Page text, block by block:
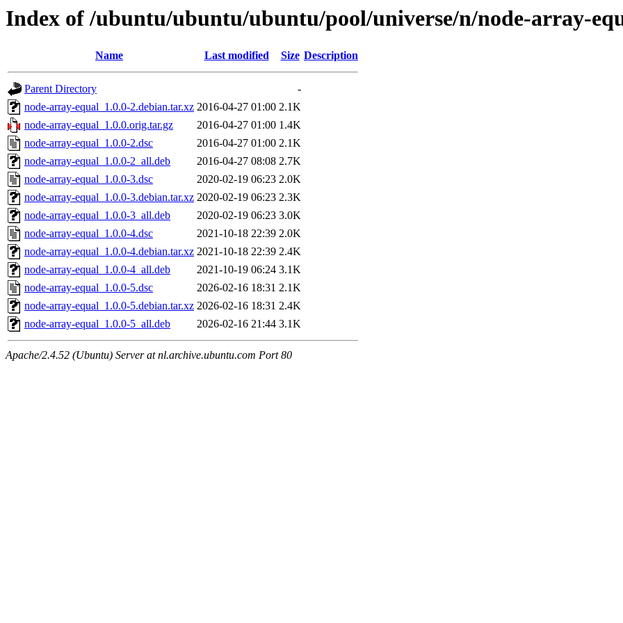
Index of /ubuntu/ubuntu/ubuntu/pool/universe/n/node-array-
Name Last modified Size Description
Parent Directory
-
node-array-equal_1.0.0-2.debian.tar.xz 2016-04-27 01:00 2.1K
node-array-equal_1.0.0.orig.tar.gz
2016-04-27 01:00 1.4K
node-array-equal_1.0.0-2.dsc
2016-04-27 01:00 2.1K
node-array-equal_1.0.0-2_all.deb
2016-04-27 08:08 2.7K
node-array-equal_1.0.0-3.dsc
2020-02-19 06:23 2.0K
node-array-equal_1.0.0-3.debian.tar.xz 2020-02-19 06:23 2.3K
node-array-equal_1.0.0-3_all.deb
2020-02-19 06:23 3.0K
node-array-equal_1.0.0-4.dsc
2021-10-18 22:39 2.0K
node-array-equal_1.0.0-4.debian.tar.xz 2021-10-18 22:39 2.4K
node-array-equal_1.0.0-4_all.deb
2021-10-19 06:24 3.1K
node-array-equal_1.0.0-5.dsc
2026-02-16 18:31 2.1K
node-array-equal_1.0.0-5.debian.tar.xz 2026-02-16 18:31 2.4K
node-array-equal_1.0.0-5_all.deb
2026-02-16 21:44 3.1K
Apache/2.4.52 (Ubuntu) Server at nl.archive.ubuntu.com Port 80